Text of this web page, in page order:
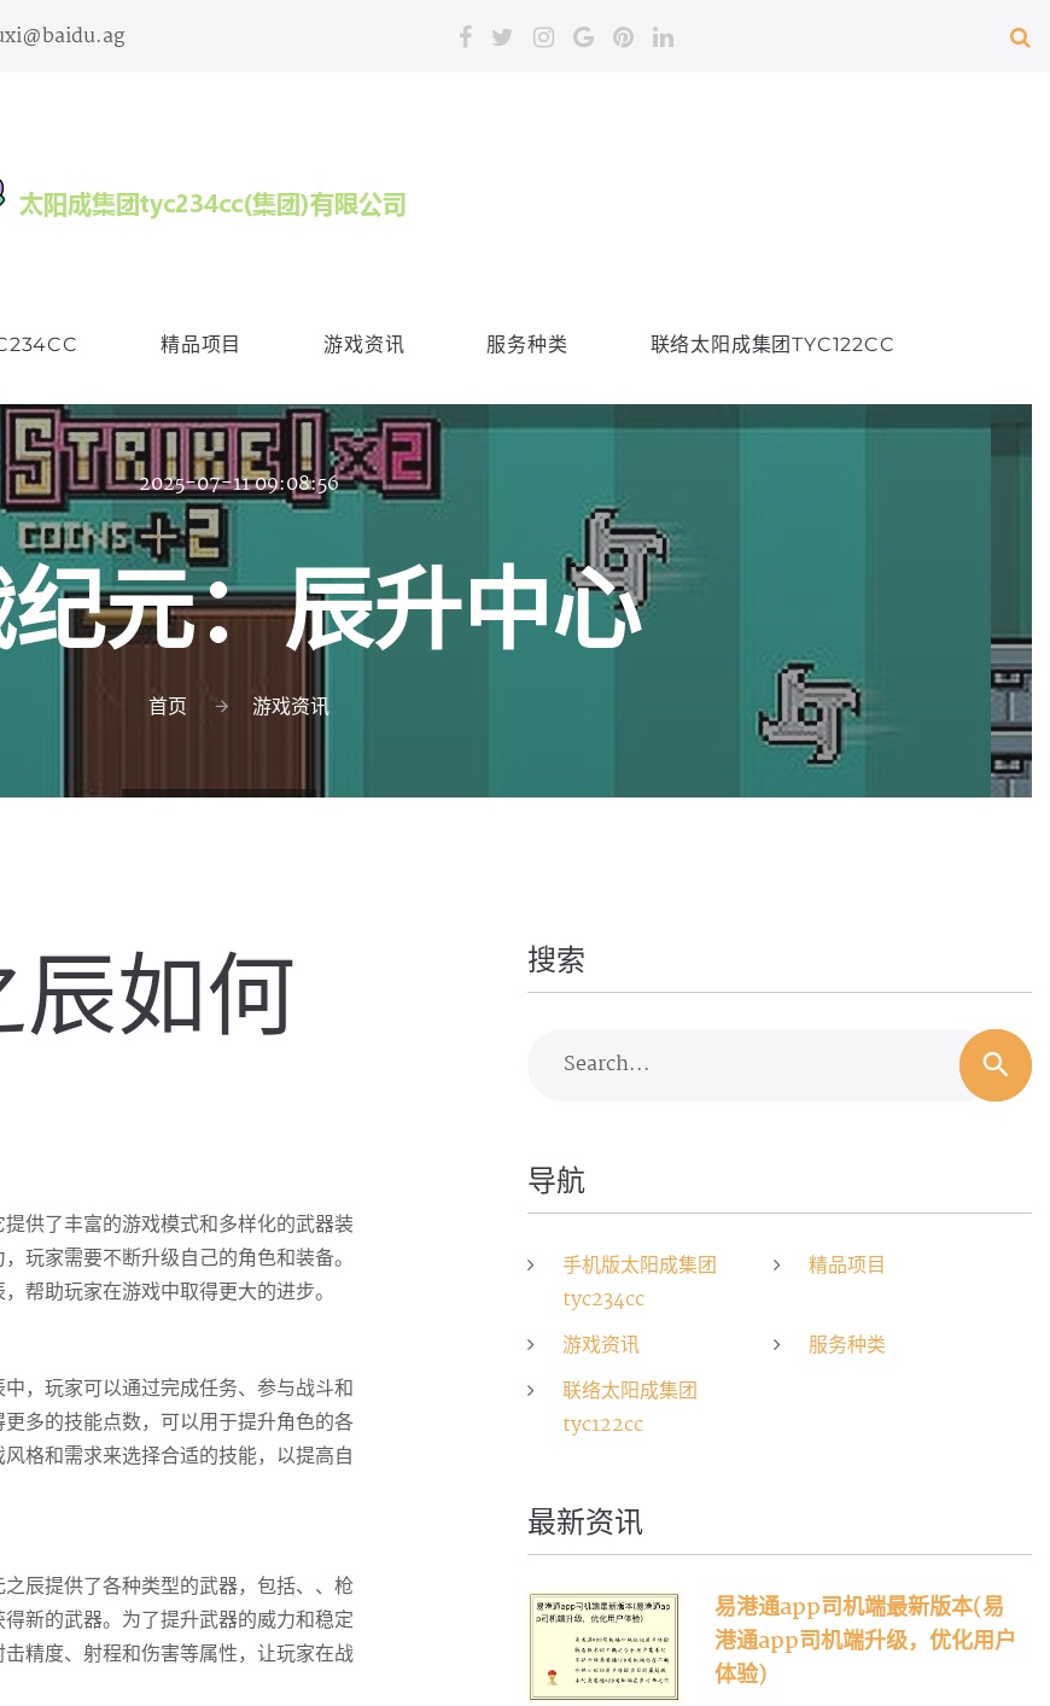
精品项目 游戏资讯 服务种类 联络太阳成集团TYC122CC
2025-07-11 09:08:56
元：辰升中心
首页 游戏资讯
辰如何
供了丰富的游戏模式和多样化的武器装
玩家需要不断升级自己的角色和装备。
帮助玩家在游戏中取得更大的进步。
，玩家可以通过完成任务、参与战斗和
多的技能点数，可以用于提升角色的各
格和需求来选择合适的技能，以提高自
辰提供了各种类型的武器，包括、、枪
新的武器。为了提升武器的威力和稳定
精度、射程和伤害等属性，让玩家在战
搜索
Search...
导航
手机版太阳成集团
tyc234cc
精品项目
游戏资讯
服务种类
联络太阳成集团
tyc122cc
最新资讯
易港通app司机端最新版本(易
港通app司机端升级，优化用户
体验)